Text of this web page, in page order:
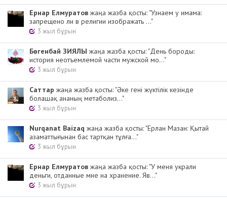
Ернар Елмуратов жаңа жазба қосты: "Узнаем у имама:
запрещено ли в религии изображать ..."
3 жыл бұрын
Бөгенбай ЗИЯЛЫ жаңа жазба қосты: "День бороды:
история неотъемлемой части мужской мо..."
3 жыл бұрын
Cаттар жаңа жазба қосты: "Әке гені жүктілік кезінде
болашақ ананың метаболиз..."
3 жыл бұрын
Nurqanat Baizaq жаңа жазба қосты: "Ерлан Мазан: Қытай
азаматтығынан бас тартқан тұлға..."
3 жыл бұрын
Ернар Елмуратов жаңа жазба қосты: "У меня украли
деньги, отданные мне на хранение. Яв..."
3 жыл бұрын